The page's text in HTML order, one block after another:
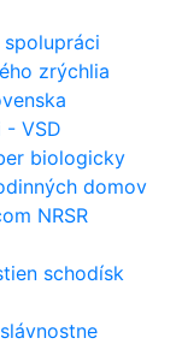
zrýchlia
- VSD
biologicky
domov
NRSR
schodísk